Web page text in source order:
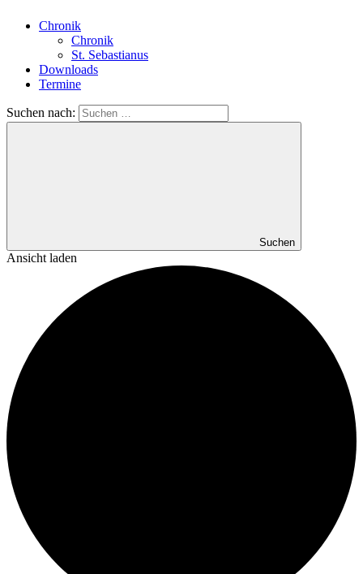
Chronik
Chronik
St. Sebastianus
Downloads
Termine
Suchen nach:
Suchen
Ansicht laden